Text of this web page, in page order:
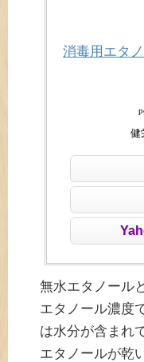
消毒用エタ
健
無水エタノール
エタノール濃度
は水分が含まれ
エタノールが乾